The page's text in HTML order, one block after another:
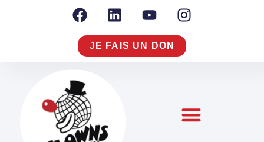
JE FAIS UN DON